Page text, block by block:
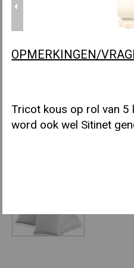
OPMERKINGEN/
Tricot kous op rol van
word ook wel Sitinet